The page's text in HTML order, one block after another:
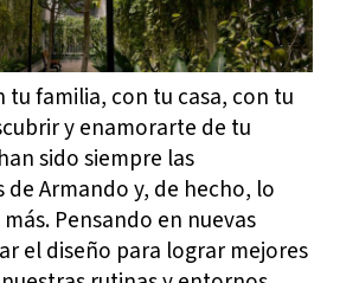
tu familia, con tu casa, con tu
y enamorarte de tu
sido siempre las
de Armando y, de hecho, lo
Pensando en nuevas
el diseño para lograr mejores